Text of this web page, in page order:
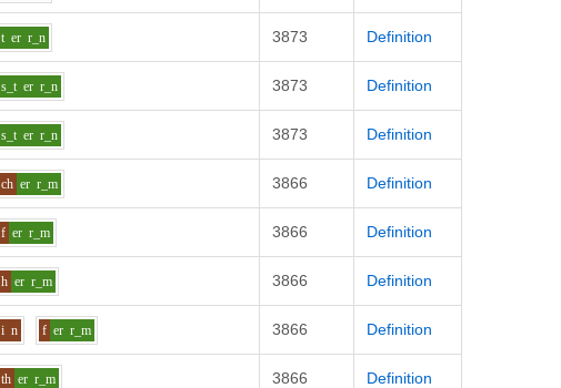
t er r_n 3873 Definition
s_t er r_n 3873 Definition
s_t er r_n 3873 Definition
ch er r_m 3866 Definition
f er r_m 3866 Definition
h er r_m 3866 Definition
i n f er r_m 3866 Definition
th er r_m 3866 Definition